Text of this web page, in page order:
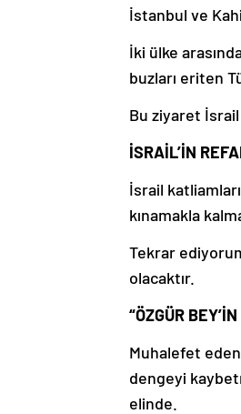
İstanbul ve
İki ülke
buzları eriten
Bu ziyaret
İSRAİL’İN
İsrail
kınamakla
Tekrar
olacaktır.
“ÖZGÜR
Muhalefet
dengeyi
elinde.